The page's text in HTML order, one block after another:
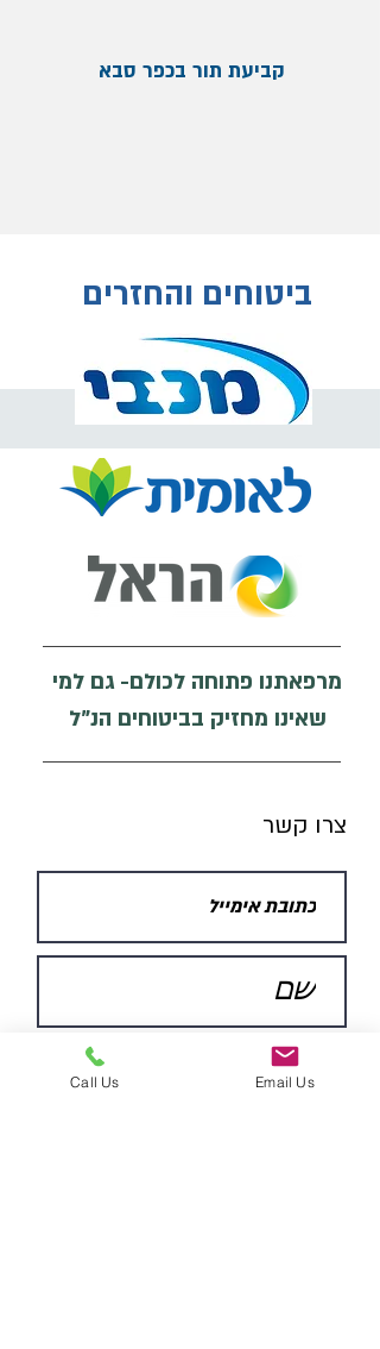
קביעת תור בכפר סבא
ביטוחים והחזרים
מרפאתנו פתוחה לכולם- גם למי
שאינו מחזיק בביטוחים הנ"ל
צרו קשר
Call Us Email Us